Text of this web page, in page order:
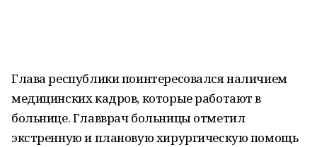
Глава республики поинтересовался наличием
медицинских кадров, которые работают в
больнице. Главврач больницы отметил
экстренную и плановую хирургическую помощь